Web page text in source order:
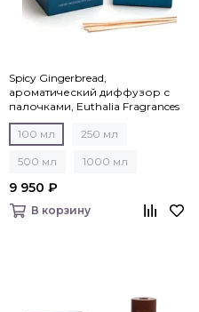
Spicy Gingerbread,
ароматический диффузор с
палочками, Euthalia Fragrances
100 мл 250 мл
500 мл 1000 мл
9 950 ₽
В корзину